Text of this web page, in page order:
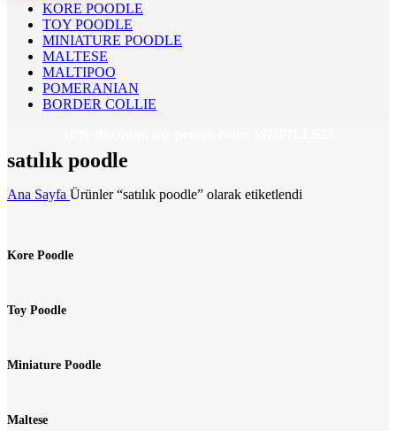
KORE POODLE
TOY POODLE
MINIATURE POODLE
MALTESE
MALTIPOO
POMERANIAN
BORDER COLLIE
satılık poodle
Ana Sayfa Ürünler “satılık poodle” olarak etiketlendi
Kore Poodle
Toy Poodle
Miniature Poodle
Maltese